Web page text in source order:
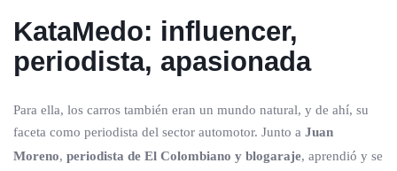
KataMedo: influencer,
periodista, apasionada
Para ella, los carros también eran un mundo natural, y de ahí, su
faceta como periodista del sector automotor. Junto a Juan
Moreno, periodista de El Colombiano y blogaraje, aprendió y se